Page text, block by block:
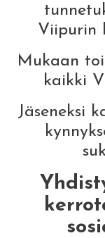
Viipurin
Mukaan
kaikki
Jäseneksi